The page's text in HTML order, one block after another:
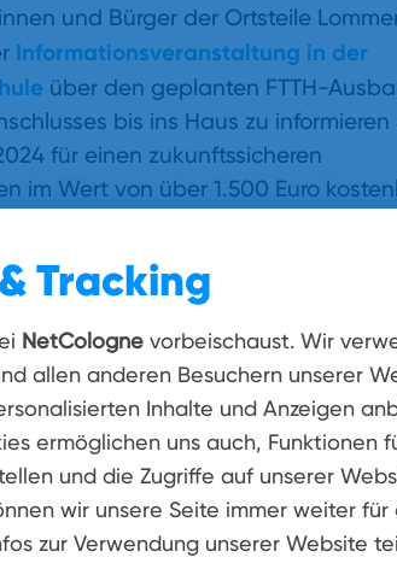
Tracking
NetCologne vorbeischaust. Wir
allen anderen Besuchern unserer
Inhalte und Anzeigen
ermöglichen uns auch, Funktionen
und die Zugriffe auf unserer
wir unsere Seite immer weiter für
zur Verwendung unserer Website
und Bürger der Ortsteile
Informationsveranstaltung in der
über den geplanten FTTH-
bis ins Haus zu informieren
für einen zukunftssicheren
im Wert von über 1.500 Euro
oder der Hauseigentümerin
eine Nutzerin oder ein Nutzer
NetCologne abschließt. Nach dem
individuelle Baukosten an. Die
und errichtet die passive
der aktiven Technik und den
NetCologne um den Ausbau der
Tarifangebote und
Uhr in der Mehrzweckhalle der